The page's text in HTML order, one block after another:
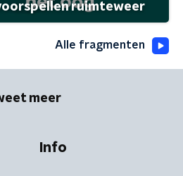
ruimteweer
Alle fragmenten
meer
Info